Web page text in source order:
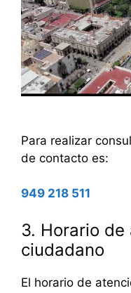
Para realizar
de contacto es:
949 218 511
3. Horario de
ciudadano
El horario de